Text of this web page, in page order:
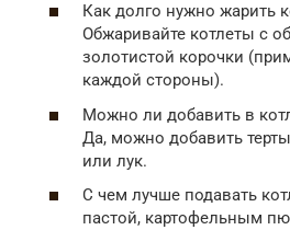
Как долго нужно жарить
Обжаривайте котлеты с
золотистой корочки
каждой стороны).
Можно ли добавить в
Да, можно добавить
или лук.
С чем лучше подавать
пастой, картофельным